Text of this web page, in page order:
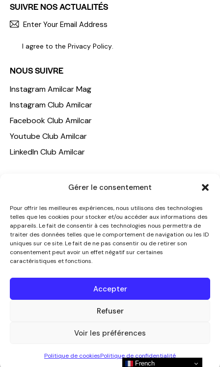
Gérer le consentement
Pour offrir les meilleures expériences, nous utilisons des technologies
telles que les cookies pour stocker et/ou accéder aux informations des
appareils. Le fait de consentir à ces technologies nous permettra de
traiter des données telles que le comportement de navigation ou les ID
uniques sur ce site. Le fait de ne pas consentir ou de retirer son
consentement peut avoir un effet négatif sur certaines
caractéristiques et fonctions.
Accepter
Refuser
Voir les préférences
Politique de cookiesPolitique de confidentialité
SUIVRE NOS ACTUALITÉS
I agree to the Privacy Policy.
NOUS SUIVRE
Instagram Amilcar Mag
Instagram Club Amilcar
Facebook Club Amilcar
Youtube Club Amilcar
LinkedIn Club Amilcar
AMILCAR TRAVEL CLUB
CLUB AMILCAR, Club d'affaires international
AGENCE MEDIANE
CONTACT
NOUS CONTACTER
+33 7 49 60 92 02
2026. Tous droits réservés.
French